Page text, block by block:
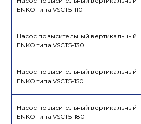
ENKO типа VSCT5-110
Насос повысительный вертикальный
ENKO типа VSCT5-130
Насос повысительный вертикальный
ENKO типа VSCT5-150
Насос повысительный вертикальный
ENKO типа VSCT5-180